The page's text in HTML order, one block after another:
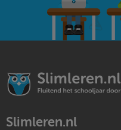
Slimleren.nl